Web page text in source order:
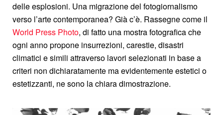
delle esplosioni. Una migrazione del fotogiornalismo
verso l’arte contemporanea? Già c’è. Rassegne come il
World Press Photo, di fatto una mostra fotografica che
ogni anno propone insurrezioni, carestie, disastri
climatici e simili attraverso lavori selezionati in base a
criteri non dichiaratamente ma evidentemente estetici o
estetizzanti, ne sono la chiara dimostrazione.